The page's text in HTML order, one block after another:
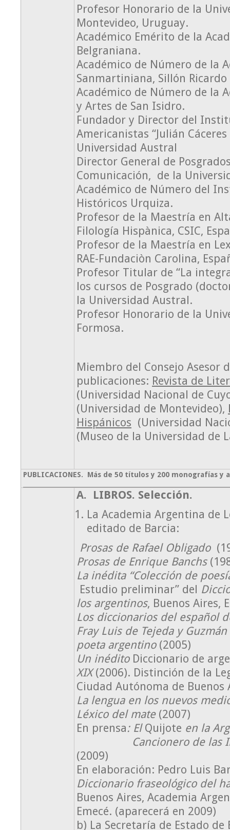
Profesor Honorario de la
Montevideo, Uruguay.
Académico Emérito de la
Belgraniana.
Académico de Número de la
Sanmartiniana, Sillón Ricardo
Académico de Número de la
y Artes de San Isidro.
Fundador y Director del
Americanistas “Julián Cáceres
Universidad Austral
Director General de
Comunicación, de la
Académico de Número del
Históricos Urquiza.
Profesor de la Maestría en
Filología Hispànica, CSIC,
Profesor de la Maestría en
RAE-Fundaciòn Carolina,
Profesor Titular de “La
los cursos de Posgrado
la Universidad Austral.
Profesor Honorario de la
Formosa.
Miembro del Consejo Asesor
publicaciones: Revista de
(Universidad Nacional de
(Universidad de Montevideo),
Hispánicos (Universidad
(Museo de la Universidad de
PUBLICACIONES. Más de 50 títulos y 200 monografías y
A. LIBROS. Selección.
La Academia Argentina de
editado de Barcia:
Prosas de Rafael Obligado
Prosas de Enrique Banchs
La inédita “Colección de
Estudio preliminar” del
los argentinos, Buenos Aires,
Los diccionarios del español
Fray Luis de Tejeda y
poeta argentino(2005)
Un inédito Diccionario de
XIX(2006). Distinción de la
Ciudad Autónoma de Buenos
La lengua en los nuevos
Léxico del mate(2007)
En prensa: El Quijote en la
Cancionero de las
(2009)
En elaboración: Pedro Luis
Diccionario fraseológico del
Buenos Aires, Academia
Emecé. (aparecerá en 2009)
b) La Secretaría de Estado de